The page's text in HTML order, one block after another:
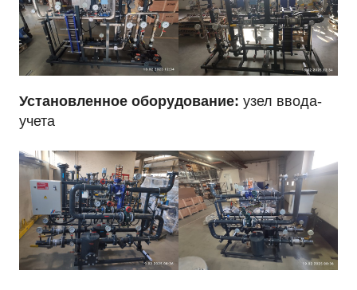
Установленное оборудование: узел ввода-
учета